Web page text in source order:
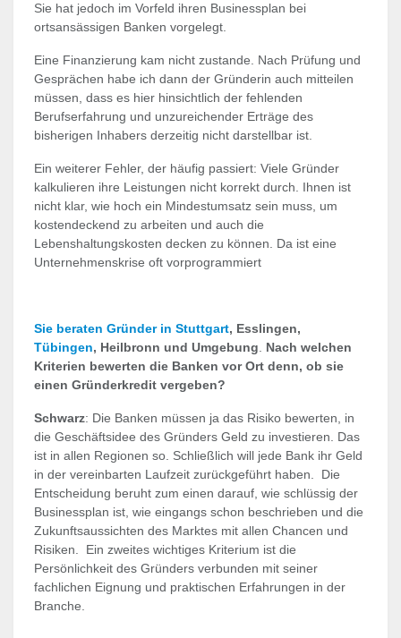
Sie hat jedoch im Vorfeld ihren Businessplan bei
ortsansässigen Banken vorgelegt.
Eine Finanzierung kam nicht zustande. Nach Prüfung und
Gesprächen habe ich dann der Gründerin auch mitteilen
müssen, dass es hier hinsichtlich der fehlenden
Berufserfahrung und unzureichender Erträge des
bisherigen Inhabers derzeitig nicht darstellbar ist.
Ein weiterer Fehler, der häufig passiert: Viele Gründer
kalkulieren ihre Leistungen nicht korrekt durch. Ihnen ist
nicht klar, wie hoch ein Mindestumsatz sein muss, um
kostendeckend zu arbeiten und auch die
Lebenshaltungskosten decken zu können. Da ist eine
Unternehmenskrise oft vorprogrammiert
Sie beraten Gründer in Stuttgart, Esslingen,
Tübingen, Heilbronn und Umgebung. Nach welchen
Kriterien bewerten die Banken vor Ort denn, ob sie
einen Gründerkredit vergeben?
Schwarz: Die Banken müssen ja das Risiko bewerten, in
die Geschäftsidee des Gründers Geld zu investieren. Das
ist in allen Regionen so. Schließlich will jede Bank ihr Geld
in der vereinbarten Laufzeit zurückgeführt haben. Die
Entscheidung beruht zum einen darauf, wie schlüssig der
Businessplan ist, wie eingangs schon beschrieben und die
Zukunftsaussichten des Marktes mit allen Chancen und
Risiken. Ein zweites wichtiges Kriterium ist die
Persönlichkeit des Gründers verbunden mit seiner
fachlichen Eignung und praktischen Erfahrungen in der
Branche.